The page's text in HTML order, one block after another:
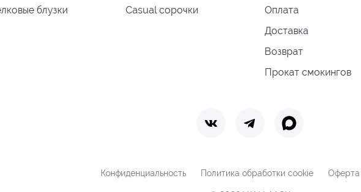
блузки
Casual сорочки
Оплата
Доставка
Возврат
Прокат смокингов
Конфиденциальность Политика обработки cookie Оферта